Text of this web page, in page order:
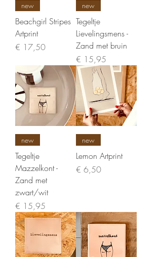
new
Beachgirl Stripes
Artprint
Prijs
€ 17,50
new
Tegeltje
Lievelingsmens -
Zand met bruin
Prijs
€ 15,95
new
Tegeltje
Mazzelkont -
Zand met
zwart/wit
Prijs
€ 15,95
new
Lemon Artprint
Prijs
€ 6,50